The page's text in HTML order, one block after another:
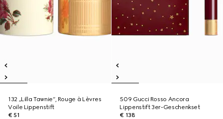
132 „Lilla Tawnie“, Rouge à Lèvres
Voile Lippenstift
€ 51
509 Gucci Rosso Ancora
Lippenstift 3er-Geschenkset
€ 138